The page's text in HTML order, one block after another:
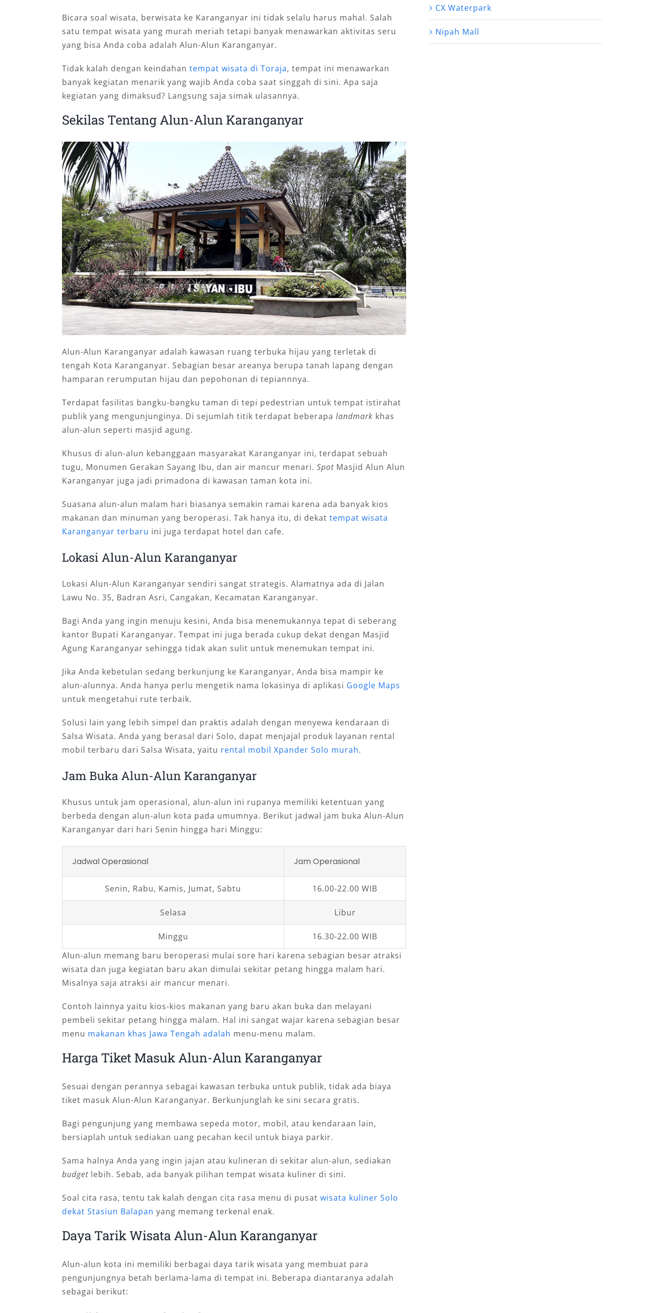
Bicara soal wisata, berwisata ke Karanganyar ini tidak selalu harus mahal. Salah
satu tempat wisata yang murah meriah tetapi banyak menawarkan aktivitas seru
yang bisa Anda coba adalah Alun-Alun Karanganyar.
Tidak kalah dengan keindahan tempat wisata di Toraja, tempat ini menawarkan
banyak kegiatan menarik yang wajib Anda coba saat singgah di sini. Apa saja
kegiatan yang dimaksud? Langsung saja simak ulasannya.
Sekilas Tentang Alun-Alun Karanganyar
Alun-Alun Karanganyar adalah kawasan ruang terbuka hijau yang terletak di
tengah Kota Karanganyar. Sebagian besar areanya berupa tanah lapang dengan
hamparan rerumputan hijau dan pepohonan di tepiannnya.
Terdapat fasilitas bangku-bangku taman di tepi pedestrian untuk tempat istirahat
publik yang mengunjunginya. Di sejumlah titik terdapat beberapa landmark khas
alun-alun seperti masjid agung.
Khusus di alun-alun kebanggaan masyarakat Karanganyar ini, terdapat sebuah
tugu, Monumen Gerakan Sayang Ibu, dan air mancur menari. Spot Masjid Alun Alun
Karanganyar juga jadi primadona di kawasan taman kota ini.
Suasana alun-alun malam hari biasanya semakin ramai karena ada banyak kios
makanan dan minuman yang beroperasi. Tak hanya itu, di dekat tempat wisata
Karanganyar terbaru ini juga terdapat hotel dan cafe.
Lokasi Alun-Alun Karanganyar
Lokasi Alun-Alun Karanganyar sendiri sangat strategis. Alamatnya ada di Jalan
Lawu No. 35, Badran Asri, Cangakan, Kecamatan Karanganyar.
Bagi Anda yang ingin menuju kesini, Anda bisa menemukannya tepat di seberang
kantor Bupati Karanganyar. Tempat ini juga berada cukup dekat dengan Masjid
Agung Karanganyar sehingga tidak akan sulit untuk menemukan tempat ini.
Jika Anda kebetulan sedang berkunjung ke Karanganyar, Anda bisa mampir ke
alun-alunnya. Anda hanya perlu mengetik nama lokasinya di aplikasi Google Maps
untuk mengetahui rute terbaik.
Solusi lain yang lebih simpel dan praktis adalah dengan menyewa kendaraan di
Salsa Wisata. Anda yang berasal dari Solo, dapat menjajal produk layanan rental
mobil terbaru dari Salsa Wisata, yaitu rental mobil Xpander Solo murah.
Jam Buka Alun-Alun Karanganyar
Khusus untuk jam operasional, alun-alun ini rupanya memiliki ketentuan yang
berbeda dengan alun-alun kota pada umumnya. Berikut jadwal jam buka Alun-Alun
Karanganyar dari hari Senin hingga hari Minggu:
Jadwal Operasional Jam Operasional
Senin, Rabu, Kamis, Jumat, Sabtu 16.00-22.00 WIB
Selasa Libur
Minggu
16.30-22.00 WIB
Alun-alun memang baru beroperasi mulai sore hari karena sebagian besar atraksi
wisata dan juga kegiatan baru akan dimulai sekitar petang hingga malam hari.
Misalnya saja atraksi air mancur menari.
Contoh lainnya yaitu kios-kios makanan yang baru akan buka dan melayani
pembeli sekitar petang hingga malam. Hal ini sangat wajar karena sebagian besar
menu makanan khas Jawa Tengah adalah menu-menu malam.
Harga Tiket Masuk Alun-Alun Karanganyar
Sesuai dengan perannya sebagai kawasan terbuka untuk publik, tidak ada biaya
tiket masuk Alun-Alun Karanganyar. Berkunjunglah ke sini secara gratis.
Bagi pengunjung yang membawa sepeda motor, mobil, atau kendaraan lain,
bersiaplah untuk sediakan uang pecahan kecil untuk biaya parkir.
Sama halnya Anda yang ingin jajan atau kulineran di sekitar alun-alun, sediakan
budget lebih. Sebab, ada banyak pilihan tempat wisata kuliner di sini.
Soal cita rasa, tentu tak kalah dengan cita rasa menu di pusat wisata kuliner Solo
dekat Stasiun Balapan yang memang terkenal enak.
Daya Tarik Wisata Alun-Alun Karanganyar
Alun-alun kota ini memiliki berbagai daya tarik wisata yang membuat para
pengunjungnya betah berlama-lama di tempat ini. Beberapa diantaranya adalah
sebagai berikut:
CX Waterpark
Nipah Mall